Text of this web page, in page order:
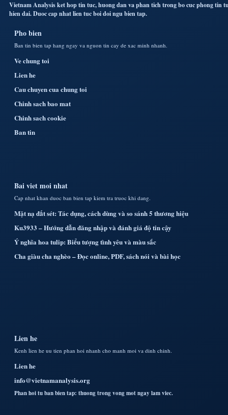
Vietnam Analysis ket hop tin tuc, huong dan va phan tich trong bo cuc phong tin
hien dai. Duoc cap nhat lien tuc boi doi ngu bien tap.
Pho bien
Ban tin bien tap hang ngay va nguon tin cay de xac minh nhanh.
Ve chung toi
Lien he
Cau chuyen cua chung toi
Chinh sach bao mat
Chinh sach cookie
Ban tin
Bai viet moi nhat
Cap nhat khan duoc ban bien tap kiem tra truoc khi dang.
Mặt nạ đất sét: Tác dụng, cách dùng và so sánh 5 thương hiệu
Ku3933 – Hướng dẫn đăng nhập và đánh giá độ tin cậy
Ý nghĩa hoa tulip: Biểu tượng tình yêu và màu sắc
Cha giàu cha nghèo – Đọc online, PDF, sách nói và bài học
Lien he
Kenh lien he uu tien phan hoi nhanh cho manh moi va dinh chinh.
Lien he
info@vietnamanalysis.org
Phan hoi tu ban bien tap: thuong trong vong mot ngay lam viec.